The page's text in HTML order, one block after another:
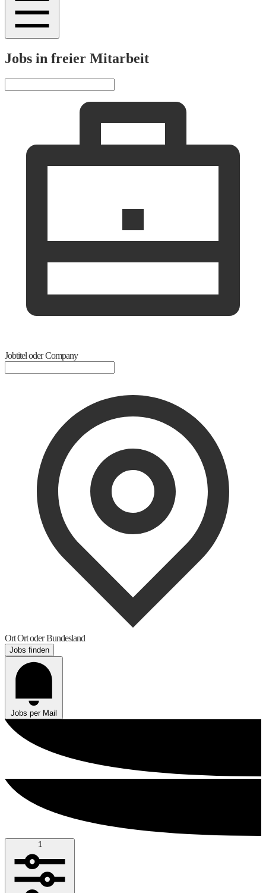
Jobs in freier Mitarbeit
Jobtitel oder Company
OrtOrt oder Bundesland
Jobs finden
Jobs per Mail
1